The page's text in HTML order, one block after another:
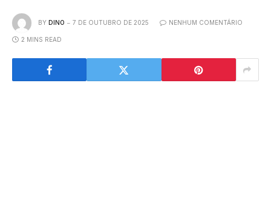
BY DINO 7 DE OUTUBRO DE 2025 NENHUM COMENTÁRIO
2 MINS READ